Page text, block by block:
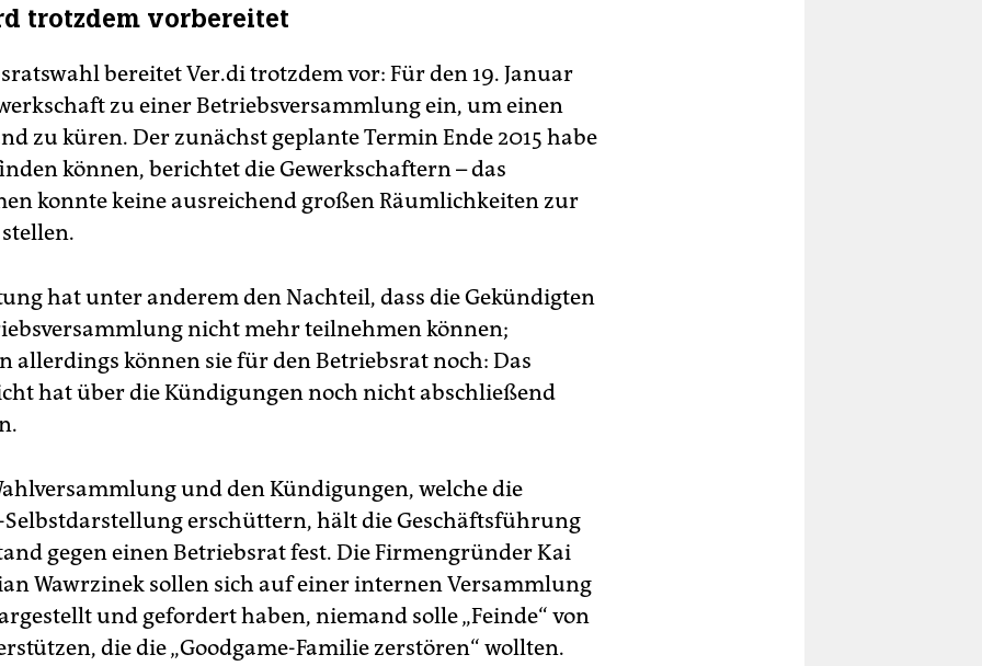
trotzdem vorbereitet
bereitet Ver.di trotzdem vor: Für den 19. Januar
zu einer Betriebsversammlung ein, um einen
zu küren. Der zunächst geplante Termin Ende 2015 habe
können, berichtet die Gewerkschaftern – das
konnte keine ausreichend großen Räumlichkeiten zur
hat unter anderem den Nachteil, dass die Gekündigten
nicht mehr teilnehmen können;
allerdings können sie für den Betriebsrat noch: Das
hat über die Kündigungen noch nicht abschließend
und den Kündigungen, welche die
Selbstdarstellung erschüttern, hält die Geschäftsführung
gegen einen Betriebsrat fest. Die Firmengründer Kai
Wawrzinek sollen sich auf einer internen Versammlung
und gefordert haben, niemand solle „Feinde“ von
die die „Goodgame-Familie zerstören“ wollten.